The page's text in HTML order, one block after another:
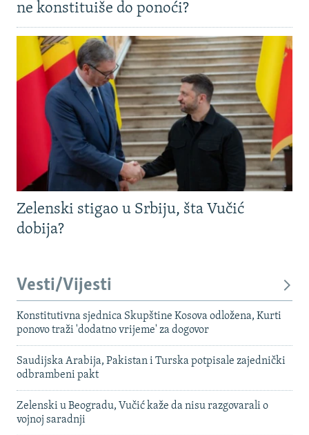
ne konstituiše do ponoći?
Zelenski stigao u Srbiju, šta Vučić
dobija?
Vesti/Vijesti
Konstitutivna sjednica Skupštine Kosova odložena, Kurti
ponovo traži 'dodatno vrijeme' za dogovor
Saudijska Arabija, Pakistan i Turska potpisale zajednički
odbrambeni pakt
Zelenski u Beogradu, Vučić kaže da nisu razgovarali o
vojnoj saradnji